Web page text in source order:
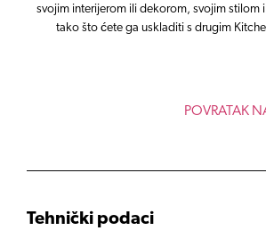
svojim interijerom ili dekorom, svojim stilom
tako što ćete ga uskladiti s drugim
POVRATAK
Tehnički podaci